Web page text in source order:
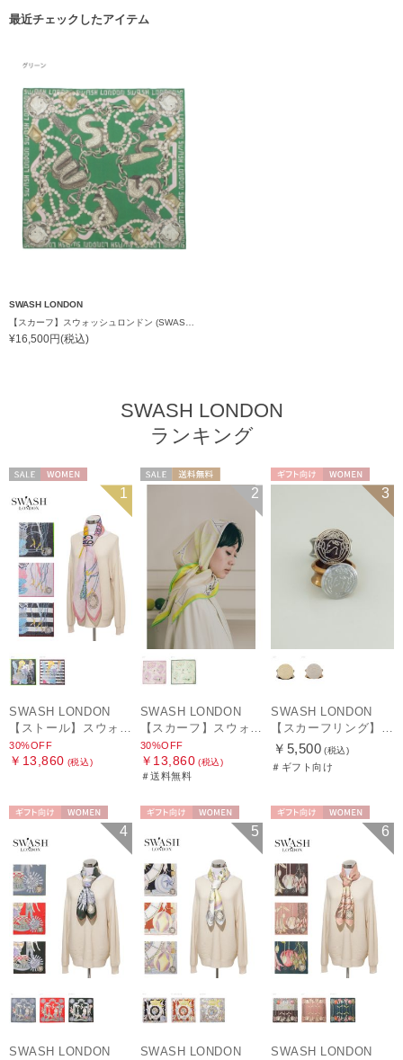
最近チェックしたアイテム
SWASH LONDON
【スカーフ】スウォッシュロンドン (SWASH LONDON) Canopy シルクスカーフ 68cm×68cm プレゼント ギフト クリスマス
¥16,500円(税込)
SWASH LONDON
ランキング
1
SWASH LONDON
30%OFF
￥13,860 (税込)
セール送料無料
2
SWASH LONDON
30%OFF
￥13,860 (税込)
＃送料無料
ギフト向けWOMEN 3
SWASH LONDON
￥5,500 (税込)
＃ギフト向け
WOMEN 4
SWASH LONDON
WOMEN 5
SWASH LONDON
WOMEN 6
SWASH LONDON